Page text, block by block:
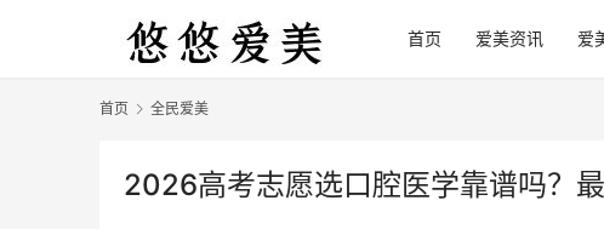
首页 爱美资讯 爱
首页 全民爱美
2026高考志愿选口腔医学靠谱吗？最